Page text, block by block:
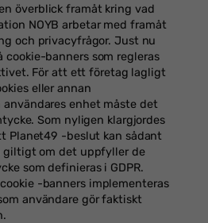
överblick framåt kring vad
NOYB arbetar med framåt
och privacyfrågor. Just nu
banners som regleras
För att ett företag lagligt
eller annan
enhet måste det
Som nyligen klargjordes
Planet49 -beslut kan sådant
giltigt om det uppfyller de
som definieras i GDPR.
-banners implementeras
användare gör faktiskt